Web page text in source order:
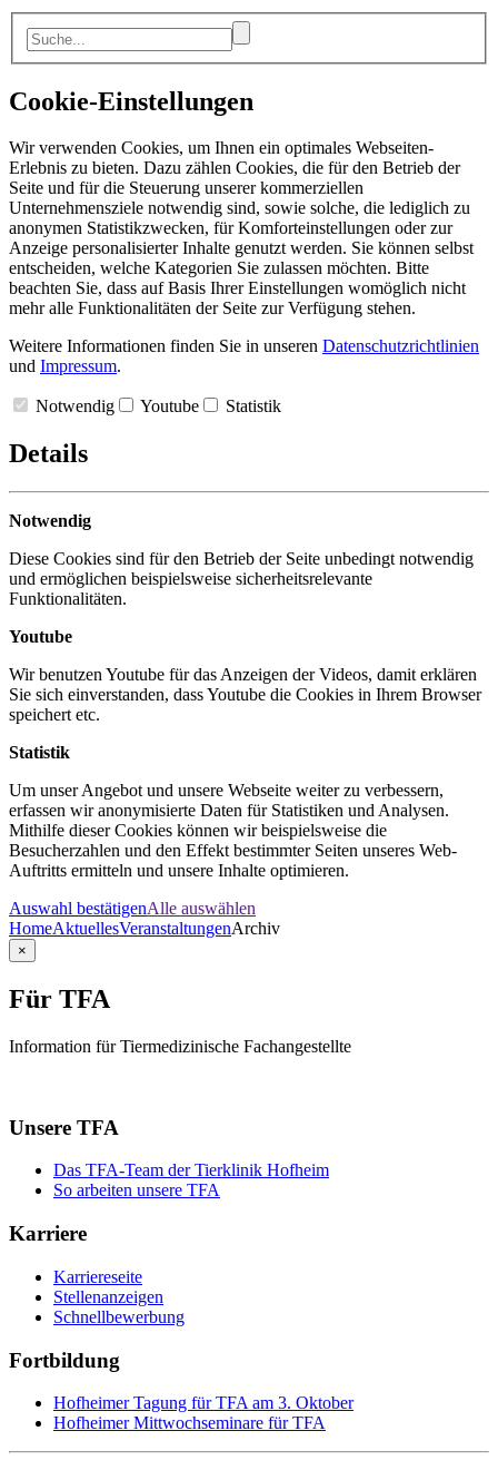
Cookie-Einstellungen
Wir verwenden Cookies, um Ihnen ein optimales Webseiten-
Erlebnis zu bieten. Dazu zählen Cookies, die für den Betrieb der
Seite und für die Steuerung unserer kommerziellen
Unternehmensziele notwendig sind, sowie solche, die lediglich zu
anonymen Statistikzwecken, für Komforteinstellungen oder zur
Anzeige personalisierter Inhalte genutzt werden. Sie können selbst
entscheiden, welche Kategorien Sie zulassen möchten. Bitte
beachten Sie, dass auf Basis Ihrer Einstellungen womöglich nicht
mehr alle Funktionalitäten der Seite zur Verfügung stehen.
Weitere Informationen finden Sie in unseren Datenschutzrichtlinien
und Impressum.
Notwendig Youtube Statistik
Details
Notwendig
Diese Cookies sind für den Betrieb der Seite unbedingt notwendig
und ermöglichen beispielsweise sicherheitsrelevante
Funktionalitäten.
Youtube
Wir benutzen Youtube für das Anzeigen der Videos, damit erklären
Sie sich einverstanden, dass Youtube die Cookies in Ihrem Browser
speichert etc.
Statistik
Um unser Angebot und unsere Webseite weiter zu verbessern,
erfassen wir anonymisierte Daten für Statistiken und Analysen.
Mithilfe dieser Cookies können wir beispielsweise die
Besucherzahlen und den Effekt bestimmter Seiten unseres Web-
Auftritts ermitteln und unsere Inhalte optimieren.
Auswahl bestätigenAlle auswählen
HomeAktuellesVeranstaltungenArchiv
×
Für TFA
Information für Tiermedizinische Fachangestellte
Unsere TFA
Das TFA-Team der Tierklinik Hofheim
So arbeiten unsere TFA
Karriere
Karriereseite
Stellenanzeigen
Schnellbewerbung
Fortbildung
Hofheimer Tagung für TFA am 3. Oktober
Hofheimer Mittwochseminare für TFA